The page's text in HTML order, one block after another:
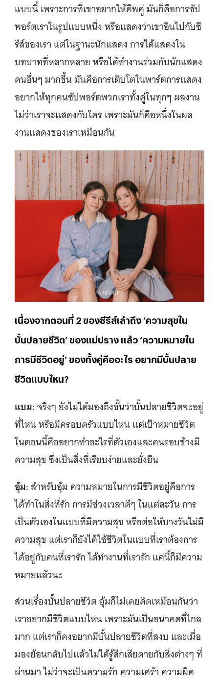
แบบนี้ เพราะการที่เขาอยากให้คีพคู่ มันก็คือการซัป
พอร์ตเราในรูปแบบหนึ่ง หรือแสดงว่าเขาอินไปกับซี
รีส์ของเรา แต่ในฐานะนักแสดง การได้แสดงใน
บทบาทที่หลากหลาย หรือได้ทำงานร่วมกับนักแสดง
คนอื่นๆ มากขึ้น มันคือการเติบโตในพาร์ตการแสดง
อยากให้ทุกคนซัปพอร์ตพวกเราทั้งคู่ในทุกๆ ผลงาน
ไม่ว่าเราจะแสดงกับใคร เพราะมันก็คือหนึ่งในผล
งานแสดงของเราเหมือนกัน
เนื่องจากตอนที่ 2 ของซีรีส์เล่าถึง ‘ความสุขใน
บั้นปลายชีวิต’ ของแม่ปราง แล้ว ‘ความหมายใน
การมีชีวิตอยู่’ ของทั้งคู่คืออะไร อยากมีบั้นปลาย
ชีวิตแบบไหน?
แบม:จริงๆ ยังไม่ได้มองถึงขั้นว่าบั้นปลายชีวิตจะอยู่
ที่ไหน หรือมีครอบครัวแบบไหน แต่เป้าหมายชีวิต
ในตอนนี้คืออยากทำอะไรที่ตัวเองและคนรอบข้างมี
ความสุข ซึ่งเป็นสิ่งที่เรียบง่ายและยั่งยืน
อุ้ม:สำหรับอุ้ม ความหมายในการมีชีวิตอยู่คือการ
ได้ทำในสิ่งที่รัก การมีช่วงเวลาดีๆ ในแต่ละวัน การ
เป็นตัวเองในแบบที่มีความสุข หรือต่อให้บางวันไม่มี
ความสุข แต่เราก็ยังได้ใช้ชีวิตในแบบที่เราต้องการ
ได้อยู่กับคนที่เรารัก ได้ทำงานที่เรารัก แค่นี้ก็มีความ
หมายแล้วนะ
ส่วนเรื่องบั้นปลายชีวิต อุ้มก็ไม่เคยคิดเหมือนกันว่า
เราอยากมีชีวิตแบบไหน เพราะมันเป็นอนาคตที่ไกล
มาก แต่เราก็คงอยากมีบั้นปลายชีวิตที่สงบ และเมื่อ
มองย้อนกลับไปแล้วไม่ได้รู้สึกเสียดายกับสิ่งต่างๆ ที่
ผ่านมา ไม่ว่าจะเป็นความรัก ความเศร้า ความผิด